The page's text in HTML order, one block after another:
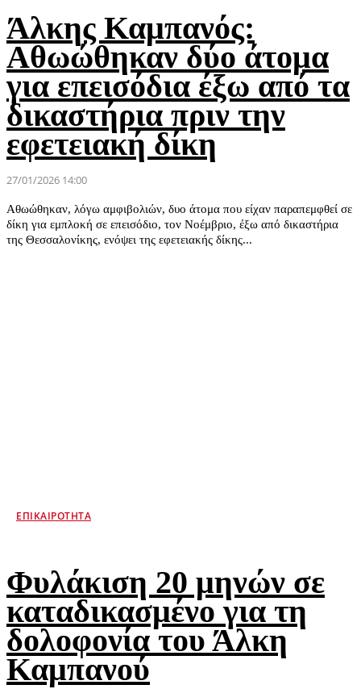
Άλκης Καμπανός:
Αθωώθηκαν δύο άτομα
για επεισόδια έξω από τα
δικαστήρια πριν την
εφετειακή δίκη
27/01/2026 14:00
Αθωώθηκαν, λόγω αμφιβολιών, δυο άτομα που είχαν παραπεμφθεί σε
δίκη για εμπλοκή σε επεισόδιο, τον Νοέμβριο, έξω από δικαστήρια
της Θεσσαλονίκης, ενόψει της εφετειακής δίκης...
ΕΠΙΚΑΙΡΌΤΗΤΑ
Φυλάκιση 20 μηνών σε
καταδικασμένο για τη
δολοφονία του Άλκη
Καμπανού